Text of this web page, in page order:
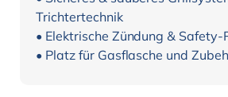
Trichtertechnik
• Elektrische Zündung & Safety-
• Platz für Gasflasche und